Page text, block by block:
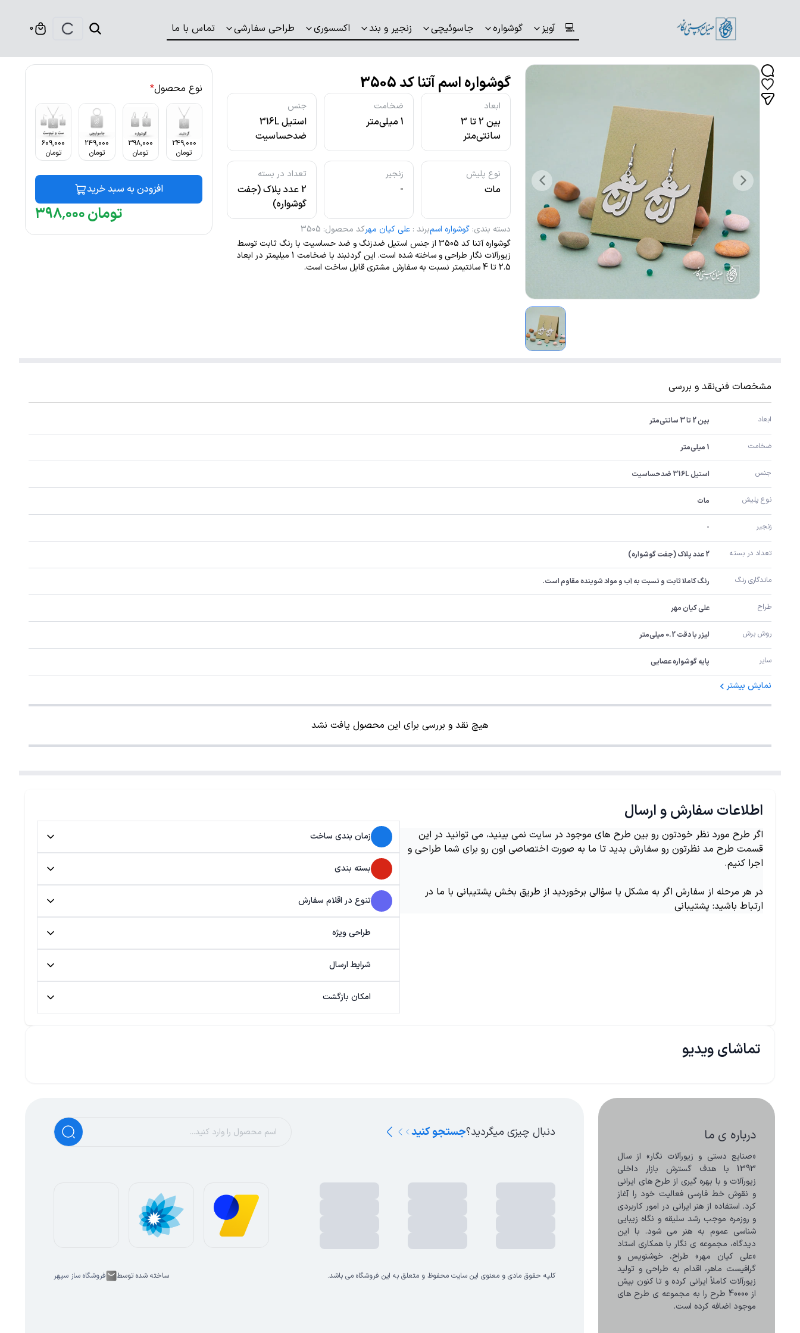
💻 آویز گوشواره جاسوئیچی زنجیر و بند اکسسوری طراحی سفارشی تماس با ما 0
گوشواره اسم آتنا کد 3505
ابعاد
بین 2 تا 3
سانتی‌متر
ضخامت
1 میلی‌متر
جنس
استیل 316L
ضدحساسیت
نوع پلیش
مات
زنجیر
-
تعداد در بسته
2 عدد پلاک (جفت
گوشواره)
دسته بندی: گوشواره اسمبرند : علی کیان مهرکد محصول:
3505
گوشواره آتنا کد 3505 از جنس استیل ضدزنگ و ضد حساسیت با رنگ ثابت توسط
زیورآلات نگار طراحی و ساخته شده است. این گردنبند با ضخامت 1 میلیمتر در ابعاد
2.5 تا 4 سانتیمتر نسبت به سفارش مشتری قابل ساخت است.
نوع محصول*
249,000
تومان
398,000
تومان
249,000
تومان
609,000
تومان
افزودن به سبد خرید
۳۹۸٬۰۰۰تومان
مشخصات فنینقد و بررسی
ابعاد بین 2 تا 3 سانتی‌متر
ضخامت 1 میلی‌متر
جنس استیل 316L ضدحساسیت
نوع پلیش مات
زنجیر -
تعداد در بسته 2 عدد پلاک (جفت گوشواره)
ماندگاری رنگ رنگ کاملا ثابت و نسبت به آب و مواد شوینده مقاوم است.
طراح علی کیان مهر
روش برش لیزر با دقت 0.2 میلی‌متر
سایر پایه گوشواره عصایی
نمایش بیشتر
هیچ نقد و بررسی برای این محصول یافت نشد
اطلاعات سفارش و ارسال
اگر طرح مورد نظر خودتون رو بین طرح های موجود در سایت نمی بینید، می توانید در این
قسمت طرح مد نظرتون رو سفارش بدید تا ما به صورت اختصاصی اون رو برای شما طراحی و
اجرا کنیم.
در هر مرحله از سفارش اگر به مشکل یا سؤالی برخوردید از طریق بخش پشتیبانی با ما در
ارتباط باشید: پشتیبانی
زمان بندی ساخت
بسته بندی
تنوع در اقلام سفارش
طراحی ویژه
شرایط ارسال
امکان بازگشت
تماشای ویدیو
درباره ی ما
موجود اضافه کرده است.
دنبال چیزی میگردید؟جستجو کنید
کلیه حقوق مادی و معنوی این سایت محفوظ و متعلق به این فروشگاه می باشد. ساخته شده توسط فروشگاه ساز سپهر